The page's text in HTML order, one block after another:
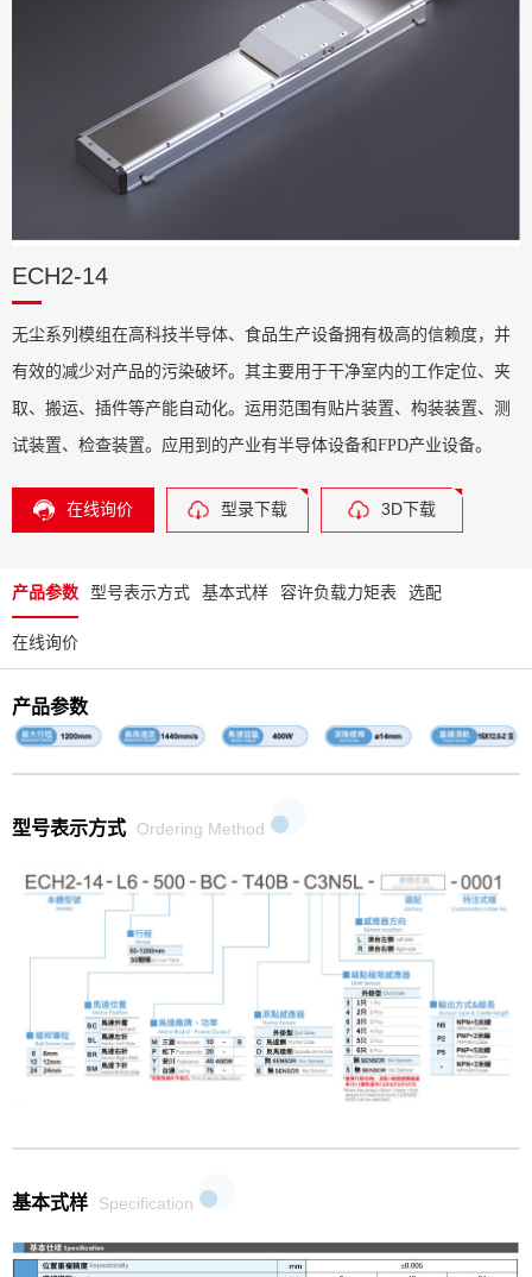
ECH2-14
无尘系列模组在高科技半导体、食品生产设备拥有极高的信赖度，并
有效的减少对产品的污染破坏。其主要用于干净室内的工作定位、夹
取、搬运、插件等产能自动化。运用范围有贴片装置、构装装置、测
试装置、检查装置。应用到的产业有半导体设备和FPD产业设备。
在线询价 型录下载 3D下载
产品参数 型号表示方式 基本式样 容许负载力矩表 选配
在线询价
产品参数
型号表示方式 Ordering Method
基本式样 Specification